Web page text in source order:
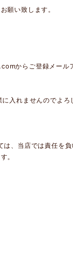
願い致します。
からご登録メール
入れませんのでよろ
、当店では責任を
。